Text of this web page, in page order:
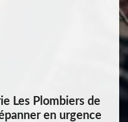
Les Plombiers de
en urgence